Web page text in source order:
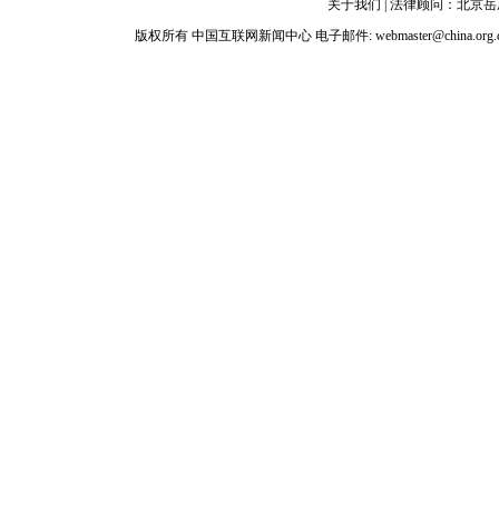
关于我们 | 法律顾问： 北京
版权所有 中国互联网新闻中心 电子邮件: